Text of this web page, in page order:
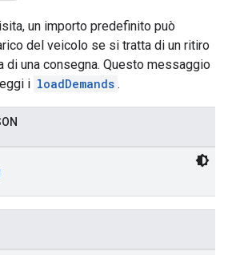
un importo predefinito può
del veicolo se si tratta di un ritiro
una consegna. Questo messaggio
i loadDemands .